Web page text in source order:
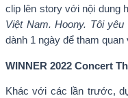
clip lên story với nội dung
Việt Nam. Hoony. Tôi
dành 1 ngày để tham
WINNER 2022 Concert
Khác với các lần trước,